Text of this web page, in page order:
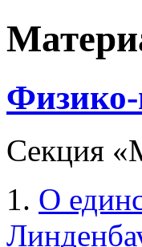
Физико-
Секция
1. О